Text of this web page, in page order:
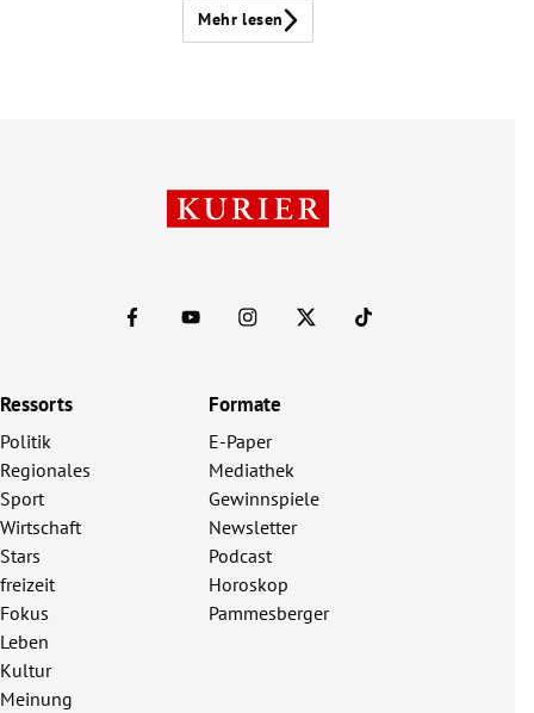
Mehr lesen
Ressorts
Politik
Regionales
Sport
Wirtschaft
Stars
freizeit
Fokus
Leben
Kultur
Meinung
Formate
E-Paper
Mediathek
Gewinnspiele
Newsletter
Podcast
Horoskop
Pammesberger